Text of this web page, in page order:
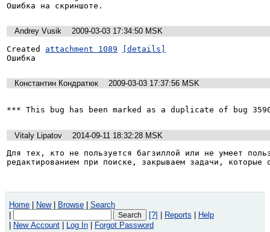
Ошибка на скриншоте.
Andrey Vusik
2009-03-03 17:34:50 MSK
Created attachment 1089
[details]
Ошибка
Константин Кондратюк 2009-03-03 17:37:56 MSK
*** This bug has been marked as a duplicate of bug
Vitaly Lipatov
2014-09-11 18:32:28 MSK
Для тех, кто не пользуется багзиллой или не умеет
редактированием при поиске, закрываем задачи, которые
Home New Browse
Search
[?] Reports
Help
New Account Log In Forgot Password